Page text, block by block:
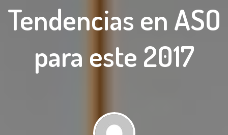
Tendencias en ASO
para este 2017